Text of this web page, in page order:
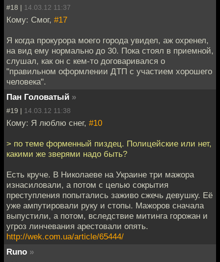
#18 | 14.03.12 11:37
Кому: Смог, #17
Я когда прокурора моего города увидел, аж охренел,
на вид ему нормально до 30. Пока стоял в приемной,
слушал, как он с кем-то договаривался о
"правильном оформлении ДТП с участием хорошего
человека".
Пан Головатый »
#19 | 14.03.12 11:38
Кому: Я люблю снег, #10
> по теме форменный пиздец. Полицейские или нет,
какими же зверями надо быть?
Есть круче. В Николаеве на Украине три мажора
изнасиловали, а потом с целью сокрытия
преступления попытались заживо сжечь девушку. Её
уже ампутировали руку и стопы. Мажоров сначала
выпустили, а потом, вследствие митинга горожан и
угроз линчевания арестовали опять.
http://wek.com.ua/article/65444/
Runo »